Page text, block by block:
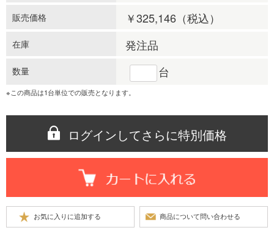
販売価格 ￥325,146（税込）
在庫 発注品
数量 台
※この商品は1台単位での販売となります。
ログインしてさらに特別価格